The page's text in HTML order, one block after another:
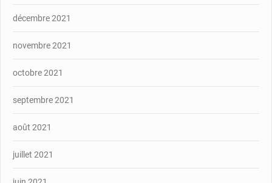
décembre 2021
novembre 2021
octobre 2021
septembre 2021
août 2021
juillet 2021